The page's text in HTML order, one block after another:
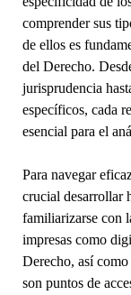
comprender sus
de ellos es
del Derecho.
jurisprudencia
específicos, cada
esencial para el
Para navegar
crucial desarrollar
familiarizarse con
impresas como
Derecho, así como
son puntos de